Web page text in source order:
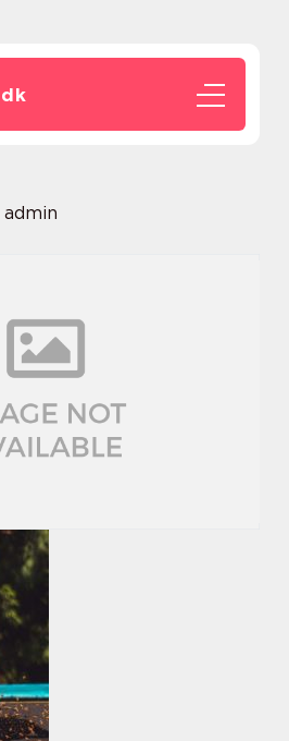
dk
admin